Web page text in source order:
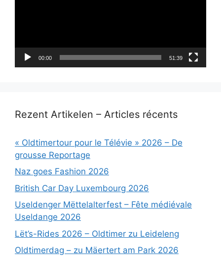
00:00 51:39
Rezent Artikelen – Articles récents
« Oldtimertour pour le Télévie » 2026 – De
grousse Reportage
Naz goes Fashion 2026
British Car Day Luxembourg 2026
Useldenger Mëttelalterfest – Fête médiévale
Useldange 2026
Lët’s-Rides 2026 – Oldtimer zu Leideleng
Oldtimerdag – zu Mäertert am Park 2026